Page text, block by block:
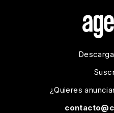
¿Quieres